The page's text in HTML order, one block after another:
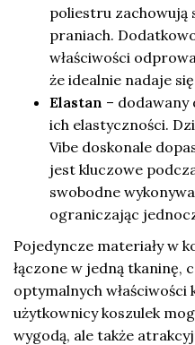
poliestru zachowują
praniach.
właściwości
że idealnie nadaje
Elastan – dodawany
ich elastyczności.
Vibe doskonale
jest kluczowe
swobodne
ograniczając
Pojedyncze materiały w
łączone w jedną tkaninę,
optymalnych właściwości
użytkownicy koszulek
wygodą, ale także